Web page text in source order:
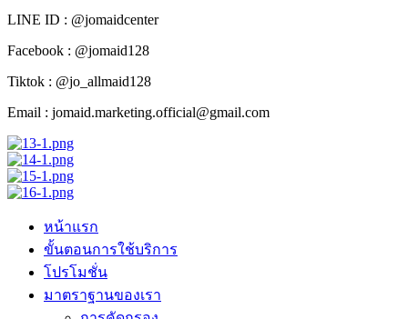
LINE ID : @jomaidcenter
Facebook : @jomaid128
Tiktok : @jo_allmaid128
Email : jomaid.marketing.official@gmail.com
หน้าแรก
ขั้นตอนการใช้บริการ
โปรโมชั่น
มาตราฐานของเรา